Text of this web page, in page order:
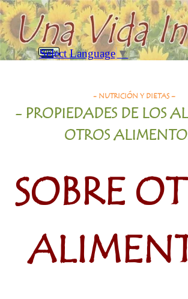
Vaya al Contenido
Saltar menú
Select Language ▼
Buscar
- NUTRICIÓN Y DIETAS–
- PROPIEDADES DE LOS
OTROS
SOBRE